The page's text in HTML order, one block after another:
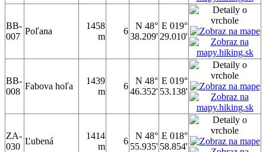
BB-
007
Poľana
1458
m
6
N 48°
38.209'
E 019°
29.010'
BB-
008
Fabova hoľa
1439
m
6
N 48°
46.352'
E 019°
53.138'
ZA-
030
Ľubená
1414
m
6
N 48°
55.935'
E 018°
58.854'